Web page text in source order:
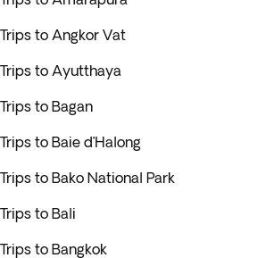
Trips to Angkor Vat
Trips to Ayutthaya
Trips to Bagan
Trips to Baie d’Halong
Trips to Bako National Park
Trips to Bali
Trips to Bangkok